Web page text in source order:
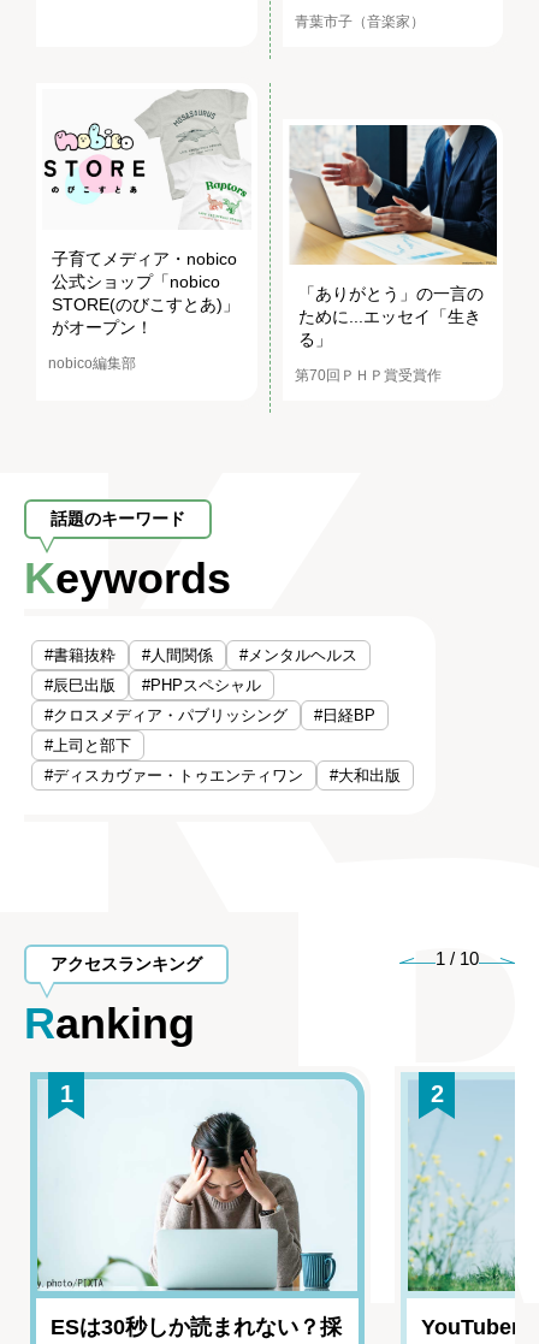
青葉市子（音楽家）
子育てメディア・nobico
公式ショップ「nobico
STORE(のびこすとあ)」
がオープン！
nobico編集部
「ありがとう」の一言の
ために...エッセイ「生き
る」
第70回ＰＨＰ賞受賞作
話題のキーワード
Keywords
#書籍抜粋 #人間関係
#メンタルヘルス
#辰巳出版
#PHPスペシャル
#クロスメディア・パブリッシング
#日経BP
#上司と部下
#ディスカヴァー・トゥエンティワン
#大和出版
アクセスランキング
Ranking
1 / 10
1
ESは30秒しか読まれない？採
2
YouTuber